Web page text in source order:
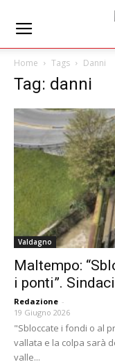
Home Tags Danni
Tag: danni
Valdagno
Maltempo:
i ponti”.
Redazione -
19 Giugno 2026
"Sbloccate i fondi o al
vallata e la colpa sarà
valle...